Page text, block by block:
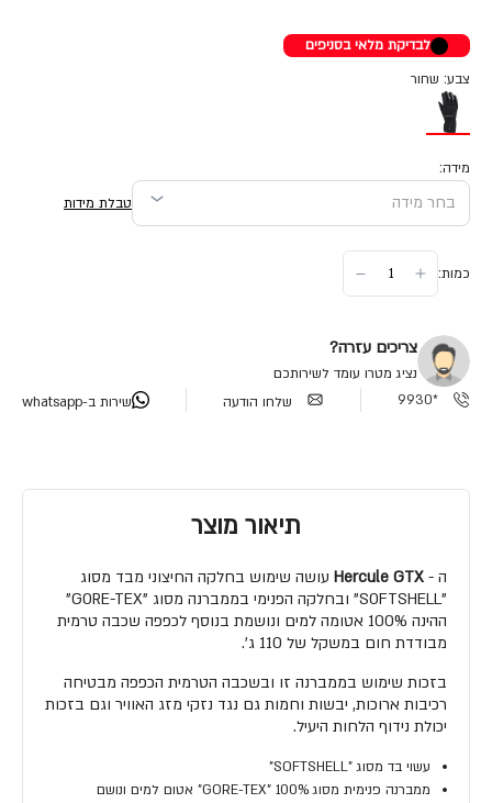
לבדיקת מלאי בסניפים
צבע: שחור
מידה:
טבלת מידות
כמות:
צריכים עזרה?
נציג מטרו עומד לשירותכם
*9930
שלחו הודעה שירות ב-whatsapp
תיאור מוצר
ה - Hercule GTX עושה שימוש בחלקה החיצוני מבד מסוג
"SOFTSHELL" ובחלקה הפנימי בממברנה מסוג "GORE-TEX"
ההינה 100% אטומה למים ונושמת בנוסף לכפפה שכבה טרמית
מבודדת חום במשקל של 110 ג'.
בזכות שימוש בממברנה זו ובשכבה הטרמית הכפפה מבטיחה
רכיבות ארוכות, יבשות וחמות גם נגד נזקי מזג האוויר וגם בזכות
יכולת נידוף הלחות היעיל.
עשוי בד מסוג "SOFTSHELL"
ממברנה פנימית מסוג GORE-TEX" 100%" אטום למים ונושם